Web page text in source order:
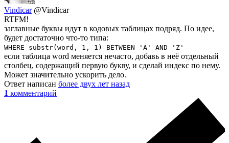
Vindicar @Vindicar
RTFM!
заглавные буквы идут в кодовых таблицах подряд. По идее,
будет достаточно что-то типа:
WHERE substr(word, 1, 1) BETWEEN 'A' AND 'Z'
если таблица word меняется нечасто, добавь в неё отдельный
столбец, содержащий первую букву, и сделай индекс по нему.
Может значительно ускорить дело.
Ответ написан более двух лет назад
1 комментарий